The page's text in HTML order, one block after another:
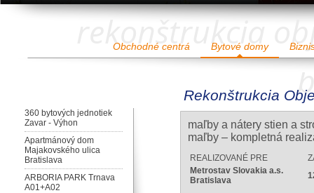
Obchodné centrá Bytové domy
rekonštrukcia
360 bytových jednotiek
Zavar - Výhon
Apartmánový dom
Majakovského ulica
Bratislava
ARBORIA PARK Trnava
A01+A02
Rekonštrukcia
maľby a nátery stien a
maľby – kompletná
REALIZOVANÉ PRE
Metrostav Slovakia a.s.
Bratislava